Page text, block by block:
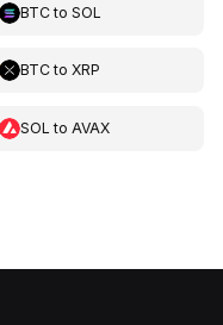
BTCto SOL
BTCto XRP
SOL to AVAX